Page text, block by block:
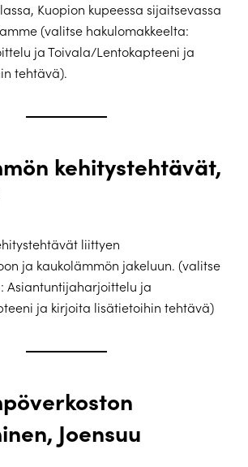
Kuopion kupeessa sijaitsevassa
(valitse hakulomakkeelta:
ja Toivala/Lentokapteeni ja
tehtävä).
kehitystehtävät,
liittyen
ja kaukolämmön jakeluun. (valitse
Asiantuntijaharjoittelu ja
ja kirjoita lisätietoihin tehtävä)
Joensuu